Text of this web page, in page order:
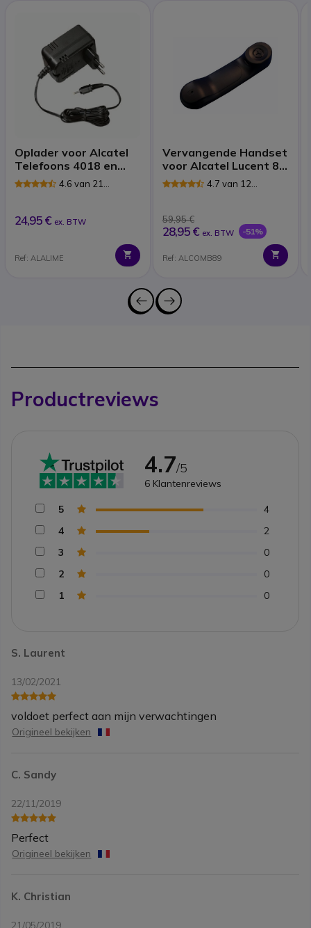
Oplader voor Alcatel
Telefoons 4018 en
4028
4.6 van 21
24,95 € ex. BTW
Ref: ALALIME
Vervangende Handset
voor Alcatel Lucent 8
en 9 Series4.7 van 12
59,95 €
28,95 € ex. BTW -51%
Ref: ALCOMB89
Productreviews
S. Laurent
13/02/2021
voldoet perfect aan mijn verwachtingen
Origineel bekijken
C. Sandy
22/11/2019
Perfect
Origineel bekijken
K. Christian
21/05/2019
4.7/5
6 Klantenreviews
5
4
4
2
3
0
2
0
1
0